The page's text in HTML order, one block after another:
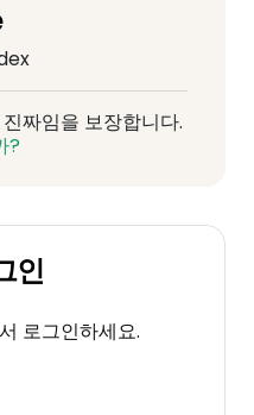
짜임을 보장합니다.
?
인
로그인하세요.